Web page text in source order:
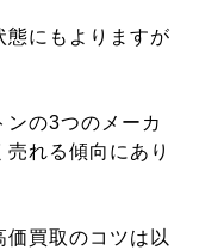
態にもよりますが
の3つのメーカ
れる傾向にあり
買取のコツは以